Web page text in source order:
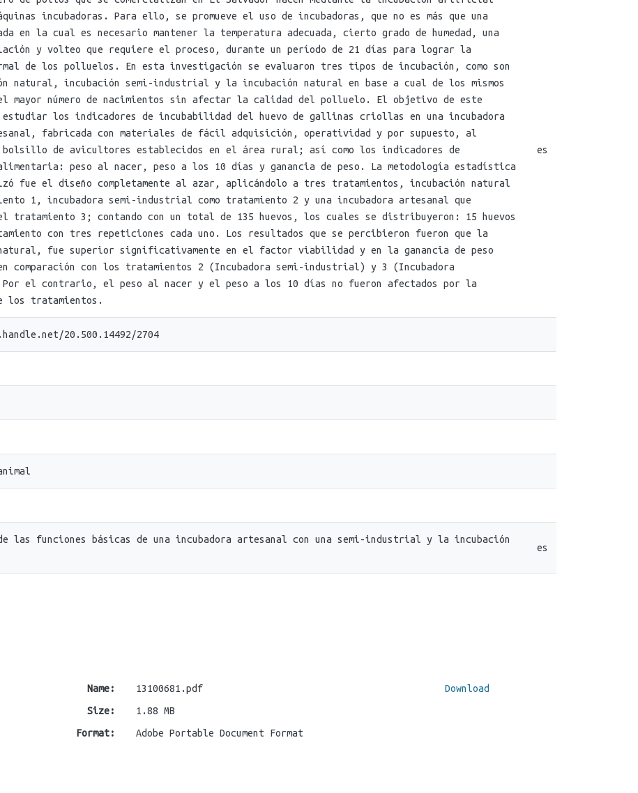
incubadoras. Para ello, se promueve el uso de incubadoras, que no es más que una
en la cual es necesario mantener la temperatura adecuada, cierto grado de humedad, una
y volteo que requiere el proceso, durante un período de 21 días para lograr la
de los polluelos. En esta investigación se evaluaron tres tipos de incubación, como son
natural, incubación semi-industrial y la incubación natural en base a cual de los mismos
mayor número de nacimientos sin afectar la calidad del polluelo. El objetivo de este
los indicadores de incubabilidad del huevo de gallinas criollas en una incubadora
fabricada con materiales de fácil adquisición, operatividad y por supuesto, al
bolsillo de avicultores establecidos en el área rural; así como los indicadores de
peso al nacer, peso a los 10 días y ganancia de peso. La metodología estadística
fue el diseño completamente al azar, aplicándolo a tres tratamientos, incubación natural
1, incubadora semi-industrial como tratamiento 2 y una incubadora artesanal que
tratamiento 3; contando con un total de 135 huevos, los cuales se distribuyeron: 15 huevos
con tres repeticiones cada uno. Los resultados que se percibieron fueron que la
fue superior significativamente en el factor viabilidad y en la ganancia de peso
comparación con los tratamientos 2 (Incubadora semi-industrial) y 3 (Incubadora
el contrario, el peso al nacer y el peso a los 10 días no fueron afectados por la
los tratamientos.
es
20.500.14492/2704
las funciones básicas de una incubadora artesanal con una semi-industrial y la incubación
es
Name:
13100681.pdf
Size:
1.88 MB
Format:
Adobe Portable Document Format
Download